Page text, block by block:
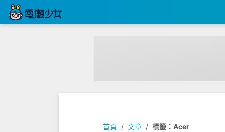
首頁 文章 標籤：Acer